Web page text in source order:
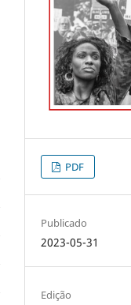
PDF
Publicado
2023-05-31
Edição